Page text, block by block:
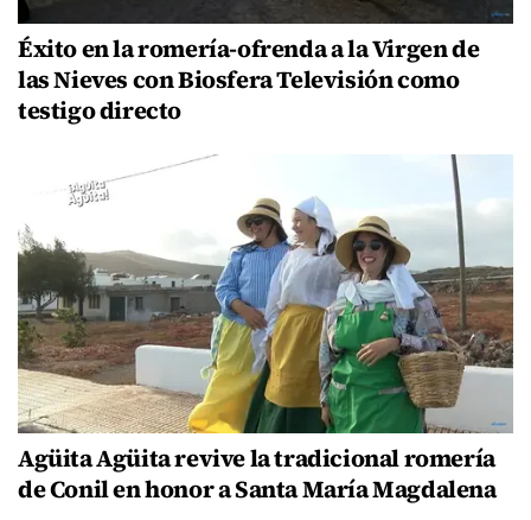
Éxito en la romería-ofrenda a la Virgen de
las Nieves con Biosfera Televisión como
testigo directo
Agüita Agüita revive la tradicional romería
de Conil en honor a Santa María Magdalena